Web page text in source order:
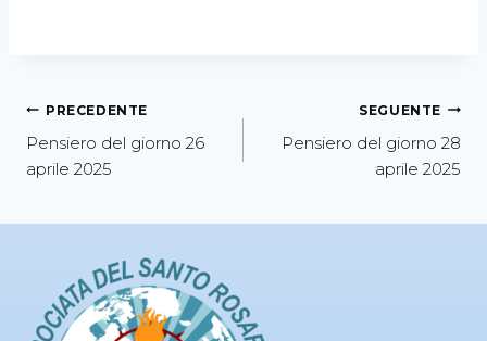
PRECEDENTE
Pensiero del giorno 26
aprile 2025
SEGUENTE
Pensiero del giorno 28
aprile 2025